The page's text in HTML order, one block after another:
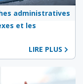
administratives
et les
LIRE PLUS